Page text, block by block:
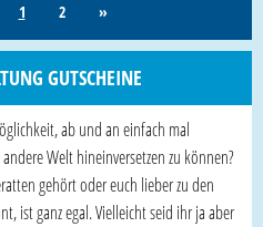
1 2 »
GUTSCHEINE
ab und an einfach mal
Welt hineinversetzen zu können?
gehört oder euch lieber zu den
ist ganz egal. Vielleicht seid ihr ja aber